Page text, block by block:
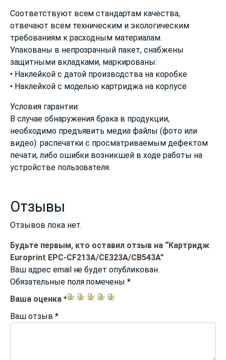
Соответствуют всем стандартам качества,
отвечают всем техническим и экологическим
требованиям к расходным материалам.
Упакованы в непрозрачный пакет, снабжены
защитными вкладками, маркированы:
• Наклейкой с датой производства на коробке
• Наклейкой с моделью картриджа на корпусе
Условия гарантии:
В случае обнаружения брака в продукции,
необходимо предъявить медиа файлы (фото или
видео): распечатки с просматриваемым дефектом
печати, либо ошибки возникшей в ходе работы на
устройстве пользователя.
Отзывы
Отзывов пока нет.
Будьте первым, кто оставил отзыв на “Картридж
Europrint EPC-CF213A/CE323A/CB543A”
Ваш адрес email не будет опубликован.
Обязательные поля помечены*
Ваша оценка *
Ваш отзыв *